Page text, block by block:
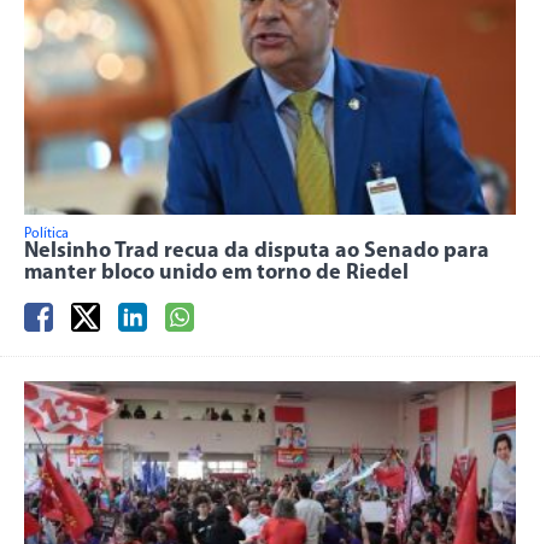
Política
Nelsinho Trad recua da disputa ao Senado para
manter bloco unido em torno de Riedel